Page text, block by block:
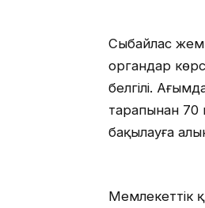
Сыбайлас
органдар
белгілі.
тарапынан 70
бақылауға
Мемлекеттік